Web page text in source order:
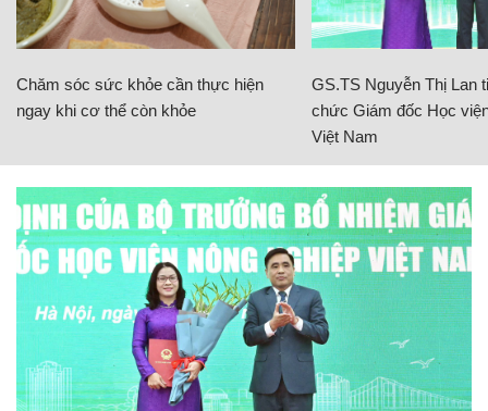
Chăm sóc sức khỏe cần thực hiện
ngay khi cơ thể còn khỏe
GS.TS Nguyễn Thị Lan
chức Giám đốc Học
Việt Nam